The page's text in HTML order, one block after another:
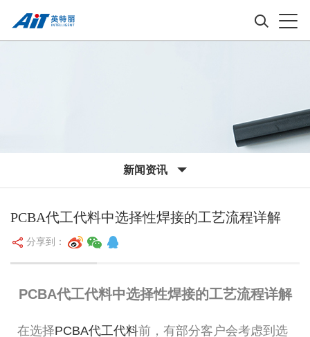
新闻资讯
PCBA代工代料中选择性焊接的工艺流程详解
分享到：
PCBA代工代料中选择性焊接的工艺流程详解
在选择PCBA代工代料前，有部分客户会考虑到选